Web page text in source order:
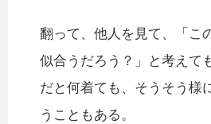
翻って、他人を見て、「こ
似合うだろう？」と考えて
だと何着ても、そうそう様
うこともある。